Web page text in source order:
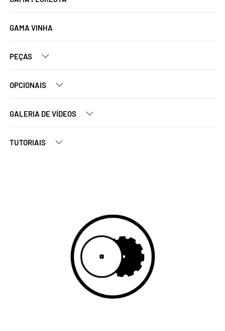
GAMA VINHA
PEÇAS
OPCIONAIS
GALERIA DE VÍDEOS
TUTORIAIS